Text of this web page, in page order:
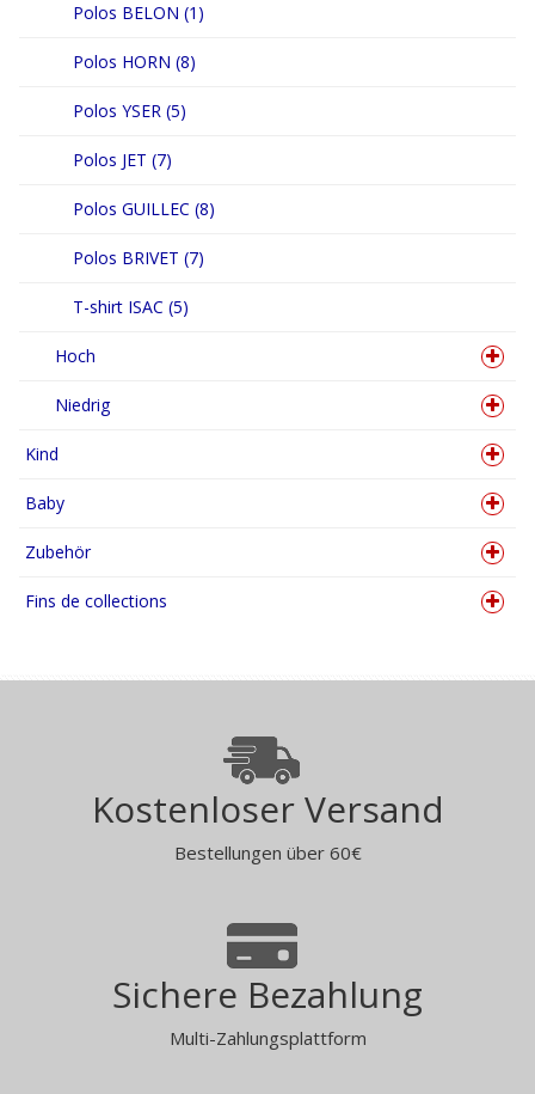
Polos BELON (1)
Polos HORN (8)
Polos YSER (5)
Polos JET (7)
Polos GUILLEC (8)
Polos BRIVET (7)
T-shirt ISAC (5)
Hoch
Niedrig
Kind
Baby
Zubehör
Fins de collections
Kostenloser Versand
Bestellungen über 60€
Sichere Bezahlung
Multi-Zahlungsplattform